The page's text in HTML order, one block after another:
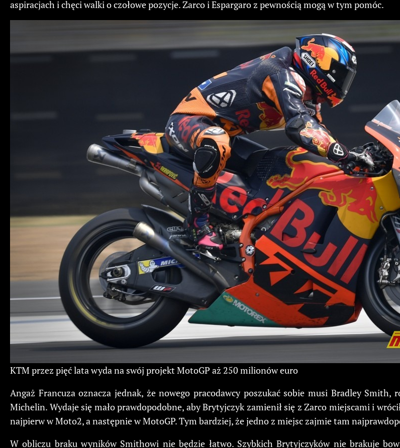
aspiracjach i chęci walki o czołowe pozycje. Zarco i Espargaro z pewnością mogą w tym pomóc.
KTM przez pięć lata wyda na swój projekt MotoGP aż 250 milionów euro
Angaż Francuza oznacza jednak, że nowego pracodawcy poszukać sobie musi Bradley
Michelin. Wydaje się mało prawdopodobne, aby Brytyjczyk zamienił się z Zarco miejscami i
najpierw w Moto2, a następnie w MotoGP. Tym bardziej, że jedno z miejsc zajmie tam
W obliczu braku wyników Smithowi nie będzie łatwo. Szybkich Brytyjczyków nie brakuje